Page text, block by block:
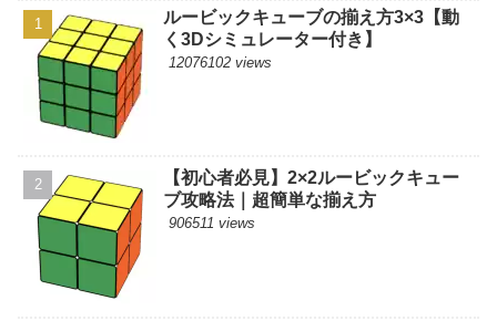
ルービックキューブの揃え方3×3【動
く3Dシミュレーター付き】
12076102 views
【初心者必見】2×2ルービックキュー
ブ攻略法｜超簡単な揃え方
906511 views